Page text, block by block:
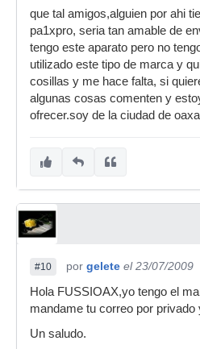
que tal amigos,alguien por ahi
pa1xpro, seria tan amable de
tengo este aparato pero no
utilizado este tipo de marca y
cosillas y me hace falta, si
algunas cosas comenten y
ofrecer.soy de la ciudad de
#10 por gelete el 23/07/2009
Hola FUSSIOAX,yo tengo el
mandame tu correo por privado
Un saludo.